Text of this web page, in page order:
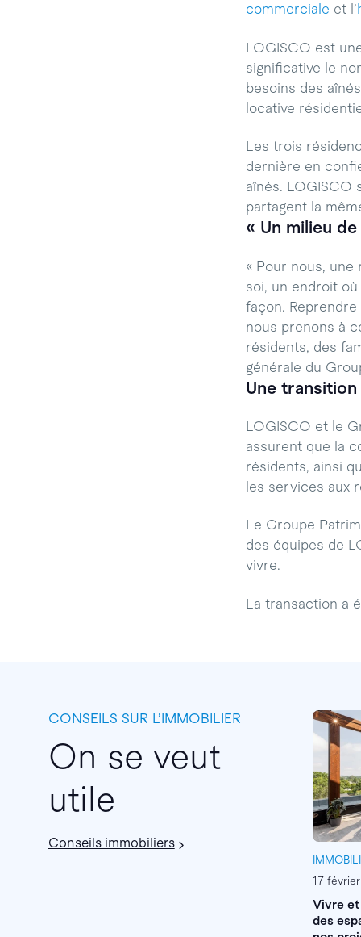
commerciale et l’
LOGISCO est
significative le
besoins des
locative
Les trois
dernière en
aînés. LOGISCO
partagent la
« Un milieu
« Pour nous, une
soi, un endroit
façon.
nous prenons à
résidents, des
générale du
Une
LOGISCO et le
assurent que la
résidents, ainsi
les services aux
Le Groupe
des équipes de
vivre.
La transaction a
CONSEILS SUR L’IMMOBILIER
On se veut
utile
Conseils immobiliers
17
Vivre et
des